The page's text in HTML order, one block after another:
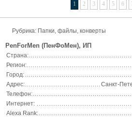
1 2 3 4 5 6
Рубрика: Папки, файлы, конверты
PenForMen (ПенФоМен), ИП
Страна:
Регион:
Город:
Адрес:
Санкт-
Телефон:
Интернет:
Alexa Rank: